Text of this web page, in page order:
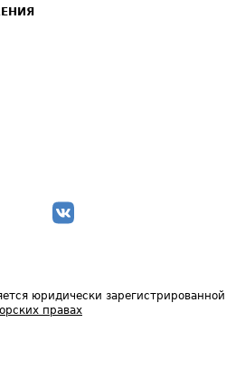
юридически зарегистрированной
правах